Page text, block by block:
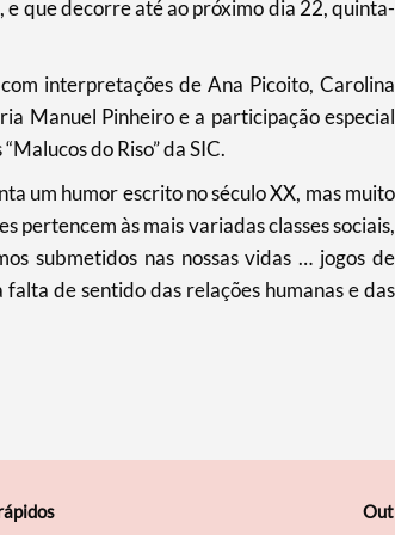
que decorre até ao próximo dia 22, quinta-
interpretações de Ana Picoito, Carolina
Manuel Pinheiro e a participação especial
do Riso” da SIC.
um humor escrito no século XX, mas muito
pertencem às mais variadas classes sociais,
submetidos nas nossas vidas … jogos de
de sentido das relações humanas e das